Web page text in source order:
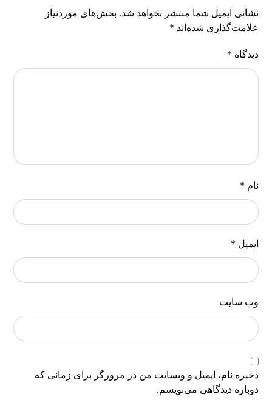
نشانی ایمیل شما منتشر نخواهد شد. بخش‌های موردنیاز
علامت‌گذاری شده‌اند *
دیدگاه *
نام *
ایمیل *
وب‌ سایت
ذخیره نام، ایمیل و وبسایت من در مرورگر برای زمانی که
دوباره دیدگاهی می‌نویسم.